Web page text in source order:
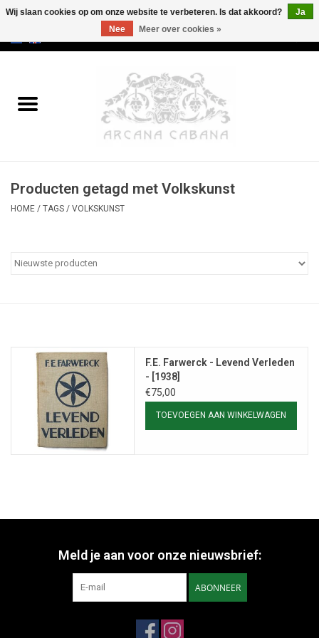
Oud & Zeldzaam
Erotica
Categorieën
Producten getagd met Volkskunst
HOME / TAGS / VOLKSKUNST
F.E. Farwerck - Levend Verleden
- [1938]
€75,00
TOEVOEGEN AAN WINKELWAGEN
Meld je aan voor onze nieuwsbrief:
ABONNEER
Wij slaan cookies op om onze website te verbeteren. Is dat akkoord?
Ja
Nee
Meer over cookies »